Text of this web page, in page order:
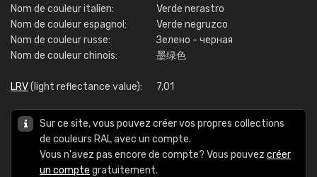
Nom de couleur italien:
Verde nerastro
Nom de couleur espagnol:
Verde negruzco
Nom de couleur russe:
Зелено - черная
Nom de couleur chinois:
墨绿色
LRV(light reflectance value): 7,01
Sur ce site, vous pouvez créer vos propres collections
de couleurs RAL avec un compte.
Vous n'avez pas encore de compte? Vous pouvez créer
un compte gratuitement.